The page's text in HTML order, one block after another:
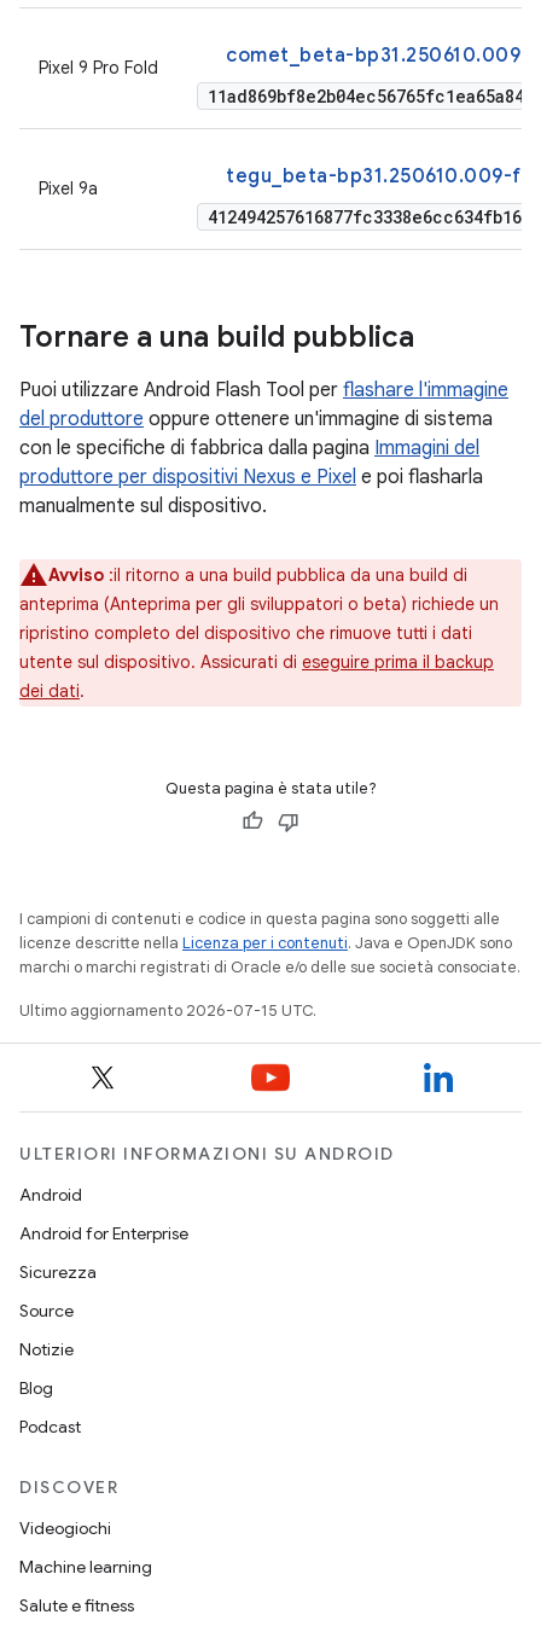
Pixel 9 Pro Fold comet_beta-bp31.250610.009-
Pixel 9a tegu_beta-bp31.250610.009-
Tornare a una build pubblica
Puoi utilizzare Android Flash Tool per flashare l'immagine
del produttore oppure ottenere un'immagine di sistema
con le specifiche di fabbrica dalla pagina Immagini del
produttore per dispositivi Nexus e Pixel e poi flasharla
manualmente sul dispositivo.
Avviso :il ritorno a una build pubblica da una build di
anteprima (Anteprima per gli sviluppatori o beta) richiede un
ripristino completo del dispositivo che rimuove tutti i dati
utente sul dispositivo. Assicurati di eseguire prima il backup
dei dati.
Questa pagina è stata utile?
I campioni di contenuti e codice in questa pagina sono soggetti alle
licenze descritte nella Licenza per i contenuti. Java e OpenJDK sono
marchi o marchi registrati di Oracle e/o delle sue società consociate.
Ultimo aggiornamento 2026-07-15 UTC.
ULTERIORI INFORMAZIONI SU ANDROID
Android
Android for Enterprise
Sicurezza
Source
Notizie
Blog
Podcast
DISCOVER
Videogiochi
Machine learning
Salute e fitness